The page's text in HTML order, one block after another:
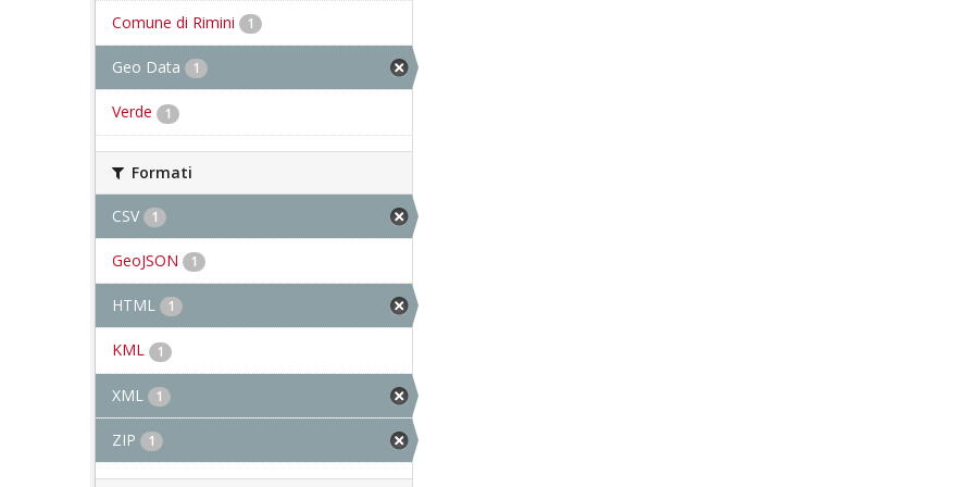
Comune di Rimini 1
Geo Data 1
Verde 1
Formati
CSV 1
GeoJSON 1
HTML 1
KML 1
XML 1
ZIP 1